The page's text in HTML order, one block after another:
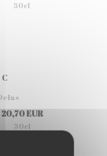
50cl
20,70 EUR
50cl